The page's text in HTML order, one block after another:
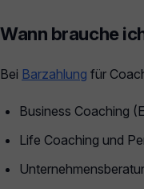
Wann brauche
Bei Barzahlung für
Business Coaching
Life Coaching und